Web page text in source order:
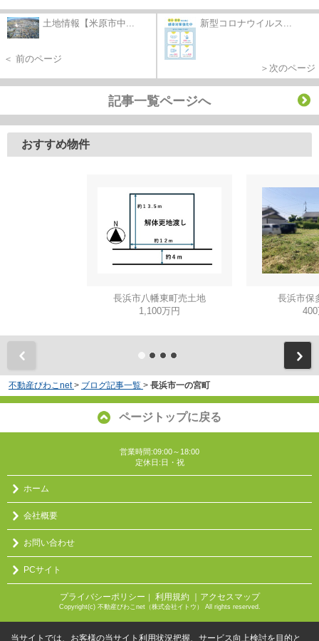
土地情報【米原市中...
＜ 前のページ
新型コロナウイルス...
＞次のページ
記事一覧ページへ
おすすめ物件
長浜市八幡東町売土地
1,100万円
長浜市保
不動産びわこnet > ブログ記事一覧 > 長浜市一の宮町
ページトップに戻る
営業時間:09:00～18:00
定休日:日・祝
ホーム
会社概要
お問い合わせ
PCサイト
プライバシーポリシー ｜ 利用規約 ｜アクセスマップ
Copyright(c) 不動産びわこnet（株式会社イトウ） All rights reserved.
当サイトでは、お客様の当サイト利用状況把握、サービス向上検討を目的と